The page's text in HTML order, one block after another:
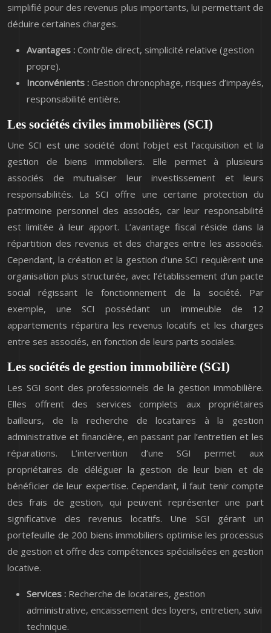
simplifié pour des revenus plus importants, lui permettant de
déduire certaines charges.
Avantages : Contrôle direct, simplicité relative (gestion
propre).
Inconvénients : Gestion chronophage, risques d’impayés,
responsabilité entière.
Les sociétés civiles immobilières (SCI)
Une SCI est une société dont l’objet est l’acquisition et la
gestion de biens immobiliers. Elle permet à plusieurs
associés de mutualiser leur investissement et leurs
responsabilités. La SCI offre une certaine protection du
patrimoine personnel des associés, car leur responsabilité
est limitée à leur apport. L’avantage fiscal réside dans la
répartition des revenus et des charges entre les associés.
Cependant, la création et la gestion d’une SCI requièrent une
organisation plus structurée, avec l’établissement d’un pacte
social régissant le fonctionnement de la société. Par
exemple, une SCI possédant un immeuble de 12
appartements répartira les revenus locatifs et les charges
entre ses associés, en fonction de leurs parts sociales.
Les sociétés de gestion immobilière (SGI)
Les SGI sont des professionnels de la gestion immobilière.
Elles offrent des services complets aux propriétaires
bailleurs, de la recherche de locataires à la gestion
administrative et financière, en passant par l’entretien et les
réparations. L’intervention d’une SGI permet aux
propriétaires de déléguer la gestion de leur bien et de
bénéficier de leur expertise. Cependant, il faut tenir compte
des frais de gestion, qui peuvent représenter une part
significative des revenus locatifs. Une SGI gérant un
portefeuille de 200 biens immobiliers optimise les processus
de gestion et offre des compétences spécialisées en gestion
locative.
Services : Recherche de locataires, gestion
administrative, encaissement des loyers, entretien, suivi
technique.